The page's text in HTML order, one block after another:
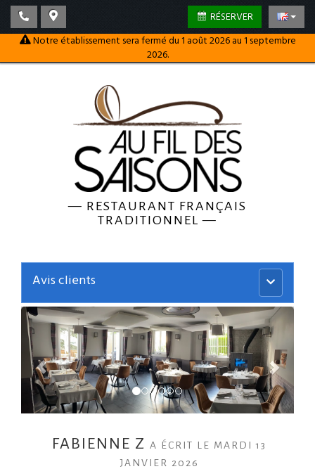
RÉSERVER
Notre établissement sera fermé du 1 août 2026 au 1 septembre
2026.
— RESTAURANT FRANÇAIS
TRADITIONNEL—
Menu
principal
Avis clients
FABIENNE Z A ÉCRIT LE MARDI 13
JANVIER 2026